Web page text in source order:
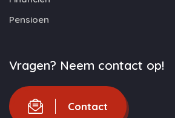
Pensioen
Vragen? Neem contact op!
Contact